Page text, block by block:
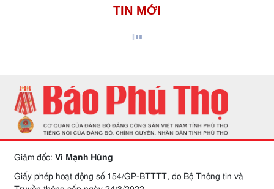
TIN MỚI
Giám đốc: Vi Mạnh Hùng
Giấy phép hoạt động số 154/GP-BTTTT, do Bộ Thông tin và